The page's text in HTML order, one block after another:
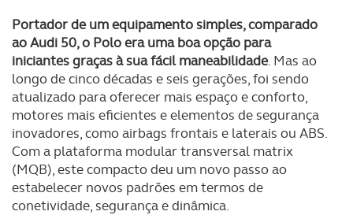
Portador de um equipamento simples, comparado
ao Audi 50, o Polo era uma boa opção para
iniciantes graças à sua fácil maneabilidade. Mas ao
longo de cinco décadas e seis gerações, foi sendo
atualizado para oferecer mais espaço e conforto,
motores mais eficientes e elementos de segurança
inovadores, como airbags frontais e laterais ou ABS.
Com a plataforma modular transversal matrix
(MQB), este compacto deu um novo passo ao
estabelecer novos padrões em termos de
conetividade, segurança e dinâmica.